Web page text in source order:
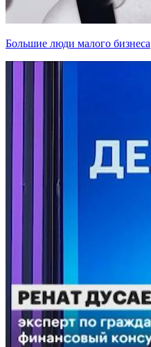
Большие люди малого бизнеса